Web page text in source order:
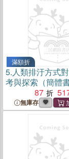
滿額折
5.人類排汙方式
考與探索（簡體書
87
無庫存